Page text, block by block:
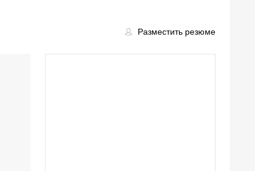
Разместить резюме